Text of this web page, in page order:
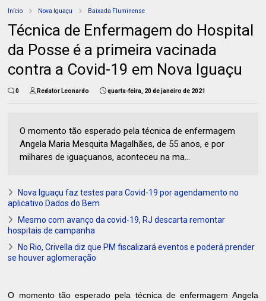
Início Nova Iguaçu Baixada Fluminense
Técnica de Enfermagem do Hospital
da Posse é a primeira vacinada
contra a Covid-19 em Nova Iguaçu
0 Redator Leonardo quarta-feira, 20 de janeiro de 2021
O momento tão esperado pela técnica de enfermagem
Angela Maria Mesquita Magalhães, de 55 anos, e por
milhares de iguaçuanos, aconteceu na ma...
Nova Iguaçu faz testes para Covid-19 por agendamento no
aplicativo Dados do Bem
Mesmo com avanço da covid-19, RJ descarta remontar
hospitais de campanha
No Rio, Crivella diz que PM fiscalizará eventos e poderá prender
se houver aglomeração
O momento tão esperado pela técnica de enfermagem Angela